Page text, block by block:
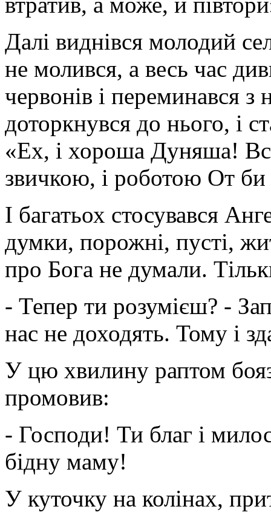
Далі виднівся молодий
не молився, а весь час
червонів і переминався з
доторкнувся до нього, і
«Ех, і хороша Дуняша!
звичкою, і роботою От
І багатьох стосувався
думки, порожні, пусті,
про Бога не думали.
- Тепер ти розумієш? -
нас не доходять. Тому і
У цю хвилину раптом
промовив:
- Господи! Ти благ і
бідну маму!
У куточку на колінах,